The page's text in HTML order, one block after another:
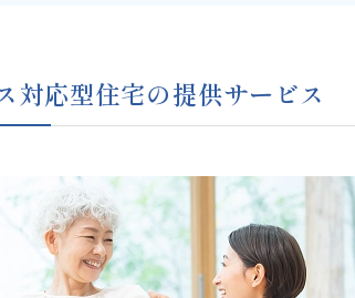
対応型住宅の提供サービス